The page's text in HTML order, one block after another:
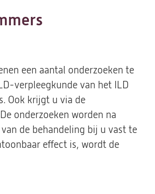
een aantal onderzoeken te
verpleegkunde van het ILD
Ook krijgt u via de
onderzoeken worden na
de behandeling bij u vast te
effect is, wordt de